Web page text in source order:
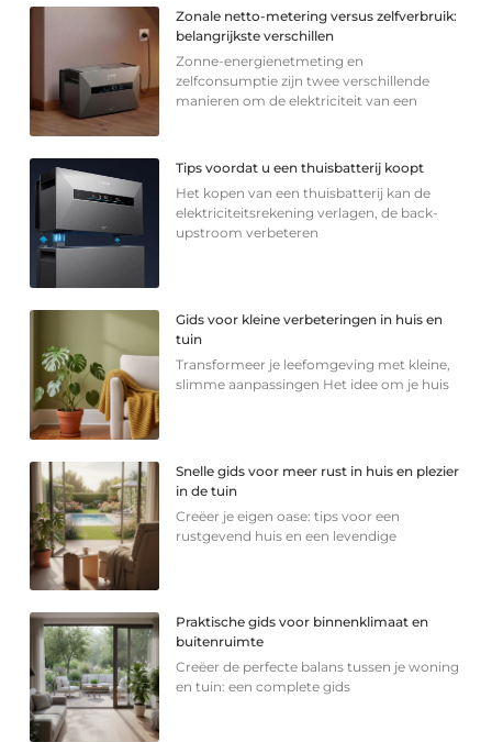
Zonale netto-metering versus zelfverbruik:
belangrijkste verschillen
Zonne-energienetmeting en
zelfconsumptie zijn twee verschillende
manieren om de elektriciteit van een
Tips voordat u een thuisbatterij koopt
Het kopen van een thuisbatterij kan de
elektriciteitsrekening verlagen, de back-
upstroom verbeteren
Gids voor kleine verbeteringen in huis en
tuin
Transformeer je leefomgeving met kleine,
slimme aanpassingen Het idee om je huis
Snelle gids voor meer rust in huis en plezier
in de tuin
Creëer je eigen oase: tips voor een
rustgevend huis en een levendige
Praktische gids voor binnenklimaat en
buitenruimte
Creëer de perfecte balans tussen je woning
en tuin: een complete gids